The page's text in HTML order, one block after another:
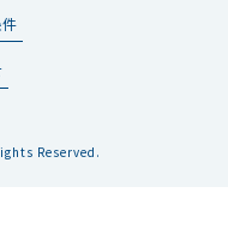
Reserved.